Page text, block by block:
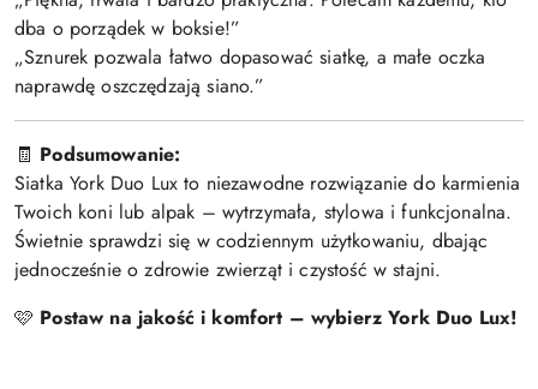
dba o porządek w boksie!”
„Sznurek pozwala łatwo dopasować siatkę, a małe oczka
naprawdę oszczędzają siano.”
🧾 Podsumowanie:
Siatka York Duo Lux to niezawodne rozwiązanie do karmienia
Twoich koni lub alpak – wytrzymała, stylowa i funkcjonalna.
Świetnie sprawdzi się w codziennym użytkowaniu, dbając
jednocześnie o zdrowie zwierząt i czystość w stajni.
🩷 Postaw na jakość i komfort – wybierz York Duo Lux!